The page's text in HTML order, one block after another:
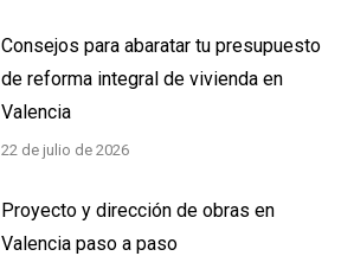
Consejos para abaratar tu presupuesto
de reforma integral de vivienda en
Valencia
22 de julio de 2026
Proyecto y dirección de obras en
Valencia paso a paso